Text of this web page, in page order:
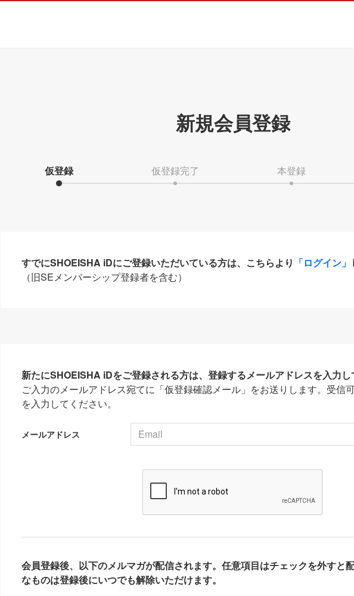
新規会員登録
仮登録 仮登録完了 本登録
すでにSHOEISHA iDにご登録いただいている方は、こちらより 「ログイン」
（旧SEメンバーシップ登録者を含む）
新たにSHOEISHA iDをご登録される方は、登録するメールアドレスを入力し
ご入力のメールアドレス宛てに「仮登録確認メール」をお送りします。受信
を入力してください。
メールアドレス
会員登録後、以下のメルマガが配信されます。任意項目はチェックを外すと
なものは登録後にいつでも解除いただけます。